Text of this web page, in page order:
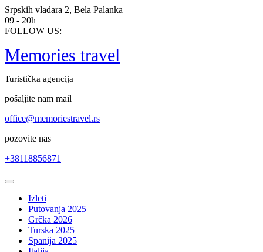
Skip
to
content
Srpskih vladara 2, Bela Palanka
09 - 20h
FOLLOW US:
Memories travel
Turistička agencija
pošaljite nam mail
office@memoriestravel.rs
pozovite nas
+38118856871
Open
ButtonIzleti
Putovanja 2025
Grčka 2026
Turska 2025
Spanija 2025